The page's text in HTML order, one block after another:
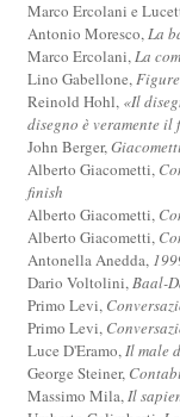
Marco Ercolani e
Antonio Moresco,La
Marco Ercolani,La
Lino Gabellone,
Reinold Hohl, «Il
disegno è veramente
John Berger,
Alberto Giacometti,
finish
Alberto Giacometti,
Alberto Giacometti,
Antonella Anedda,
Dario Voltolini,Baal-
Primo Levi,
Primo Levi,
Luce D'Eramo,Il male
George Steiner,
Massimo Mila,Il